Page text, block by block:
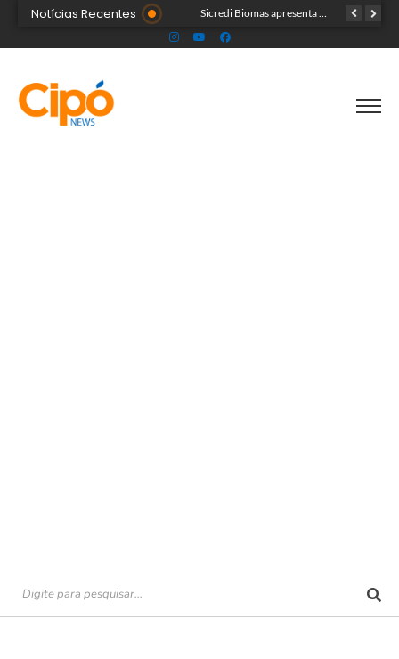
Notícias Recentes Acre segue em alerta para casos de síndrome respiratória aguda grave, aponta Fiocruz